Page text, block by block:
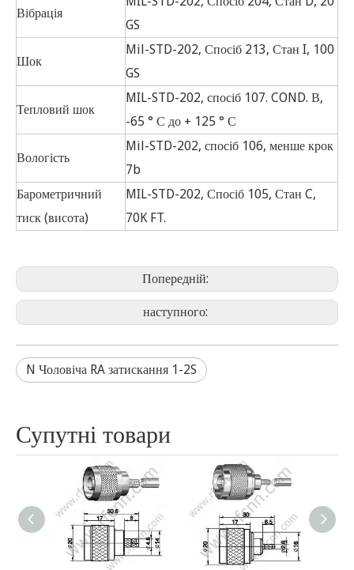
Вібрація
GS
Шок
Mil-STD-202, Спосіб 213, Стан I, 100
GS
Тепловий шок
MIL-STD-202, спосіб 107. COND. В,
-65 ° С до + 125 ° С
Вологість
Mil-STD-202, спосіб 106, менше крок
7b
Барометричний
тиск (висота)
MIL-STD-202, Спосіб 105, Стан C,
70K FT.
Попередній:
наступного:
N Чоловіча RA затискання 1-2S
Супутні товари